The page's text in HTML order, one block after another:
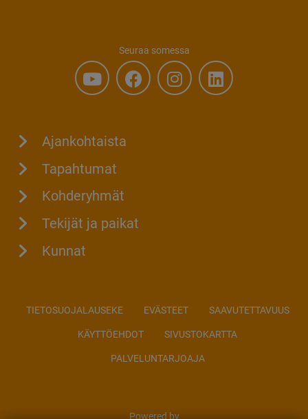
Seuraa somessa
Ajankohtaista
Tapahtumat
Kohderyhmät
Tekijät ja paikat
Kunnat
TIETOSUOJALAUSEKE EVÄSTEET SAAVUTETTAVUUS
KÄYTTÖEHDOT SIVUSTOKARTTA
PALVELUNTARJOAJA
Powered by